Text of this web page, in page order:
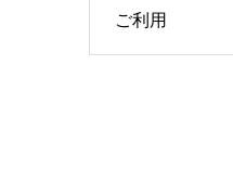
ご利用